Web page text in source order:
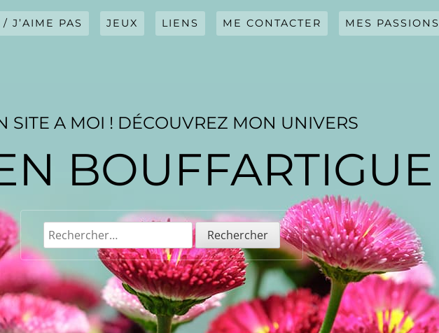
/ J’AIME PAS JEUX LIENS ME CONTACTER MES PASSIONS
SITE A MOI ! DÉCOUVREZ MON UNIVERS
BOUFFARTIGUE
Rechercher :